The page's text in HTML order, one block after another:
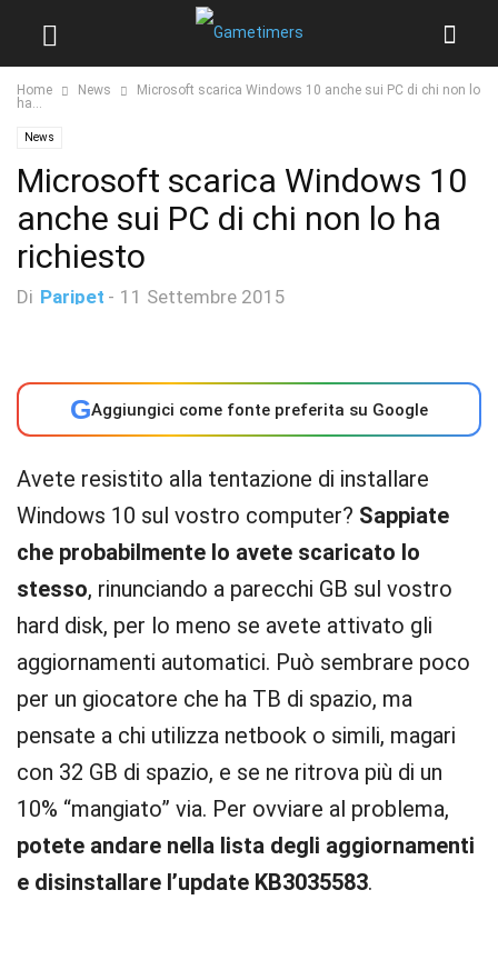
Home News
Microsoft scarica Windows 10 anche sui PC di chi non lo
ha...
News
Microsoft scarica Windows 10
anche sui PC di chi non lo ha
richiesto
Di Paripet - 11 Settembre 2015
GAggiungici come fonte preferita su Google
Avete resistito alla tentazione di installare
Windows 10 sul vostro computer? Sappiate
che probabilmente lo avete scaricato lo
stesso, rinunciando a parecchi GB sul vostro
hard disk, per lo meno se avete attivato gli
aggiornamenti automatici. Può sembrare poco
per un giocatore che ha TB di spazio, ma
pensate a chi utilizza netbook o simili, magari
con 32 GB di spazio, e se ne ritrova più di un
10% “mangiato” via. Per ovviare al problema,
potete andare nella lista degli aggiornamenti
e disinstallare l’update KB3035583.